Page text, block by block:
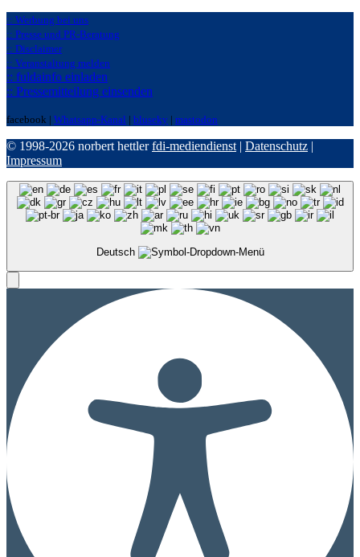
:: Werbung bei uns
:: Presse und PR-Beratung
:: Disclaimer
:: Veranstaltung melden
:: fuldainfo einladen
:: Pressemitteilung einsenden
facebook | Whatsapp-Kanal | bluseky | mastodon
© 1998-2026 norbert hettlerfdi-mediendienst | Datenschutz |
Impressum
Deutsch